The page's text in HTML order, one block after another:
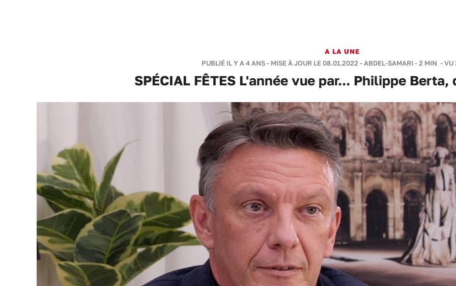
A LA UNE
PUBLIÉ IL Y A 4 ANS - MISE À JOUR LE 08.01.2022 -ABDEL-SAMARI -2 MIN - VU
SPÉCIAL FÊTES L'année vue par... Philippe Berta,